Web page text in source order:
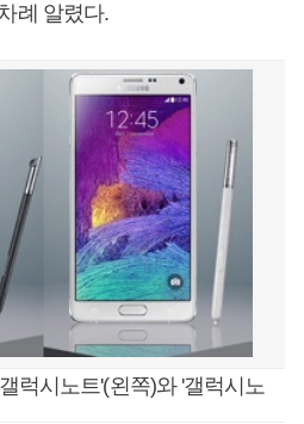
례 알렸다.
럭시노트'(왼쪽)와 '갤럭시노